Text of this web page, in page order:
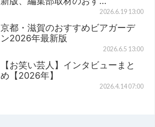
2026.6.19 13:00
京都・滋賀のおすすめビアガーデ
ン2026年最新版
2026.6.5 13:00
【お笑い芸人】インタビューまと
め【2026年】
2026.4.14 07:00